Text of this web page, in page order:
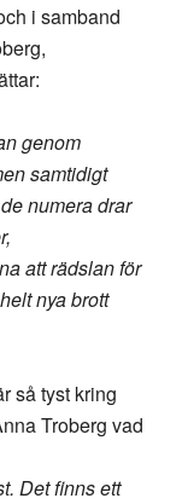
i samband
genom
samtidigt
numera drar
att rädslan för
nya brott
så tyst kring
Troberg vad
Det finns ett